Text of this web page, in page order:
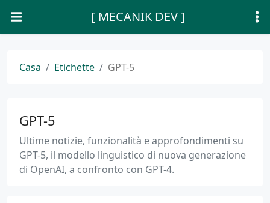
[ MECANIK DEV ]
Casa Etichette GPT-5
GPT-5
Ultime notizie, funzionalità e approfondimenti su
GPT-5, il modello linguistico di nuova generazione
di OpenAI, a confronto con GPT-4.